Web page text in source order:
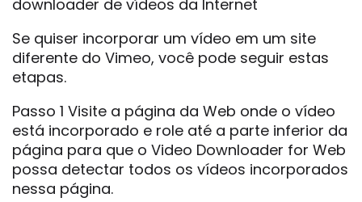
downloader de vídeos da Internet
Se quiser incorporar um vídeo em um site
diferente do Vimeo, você pode seguir estas
etapas.
Passo 1 Visite a página da Web onde o vídeo
está incorporado e role até a parte inferior da
página para que o Video Downloader for Web
possa detectar todos os vídeos incorporados
nessa página.